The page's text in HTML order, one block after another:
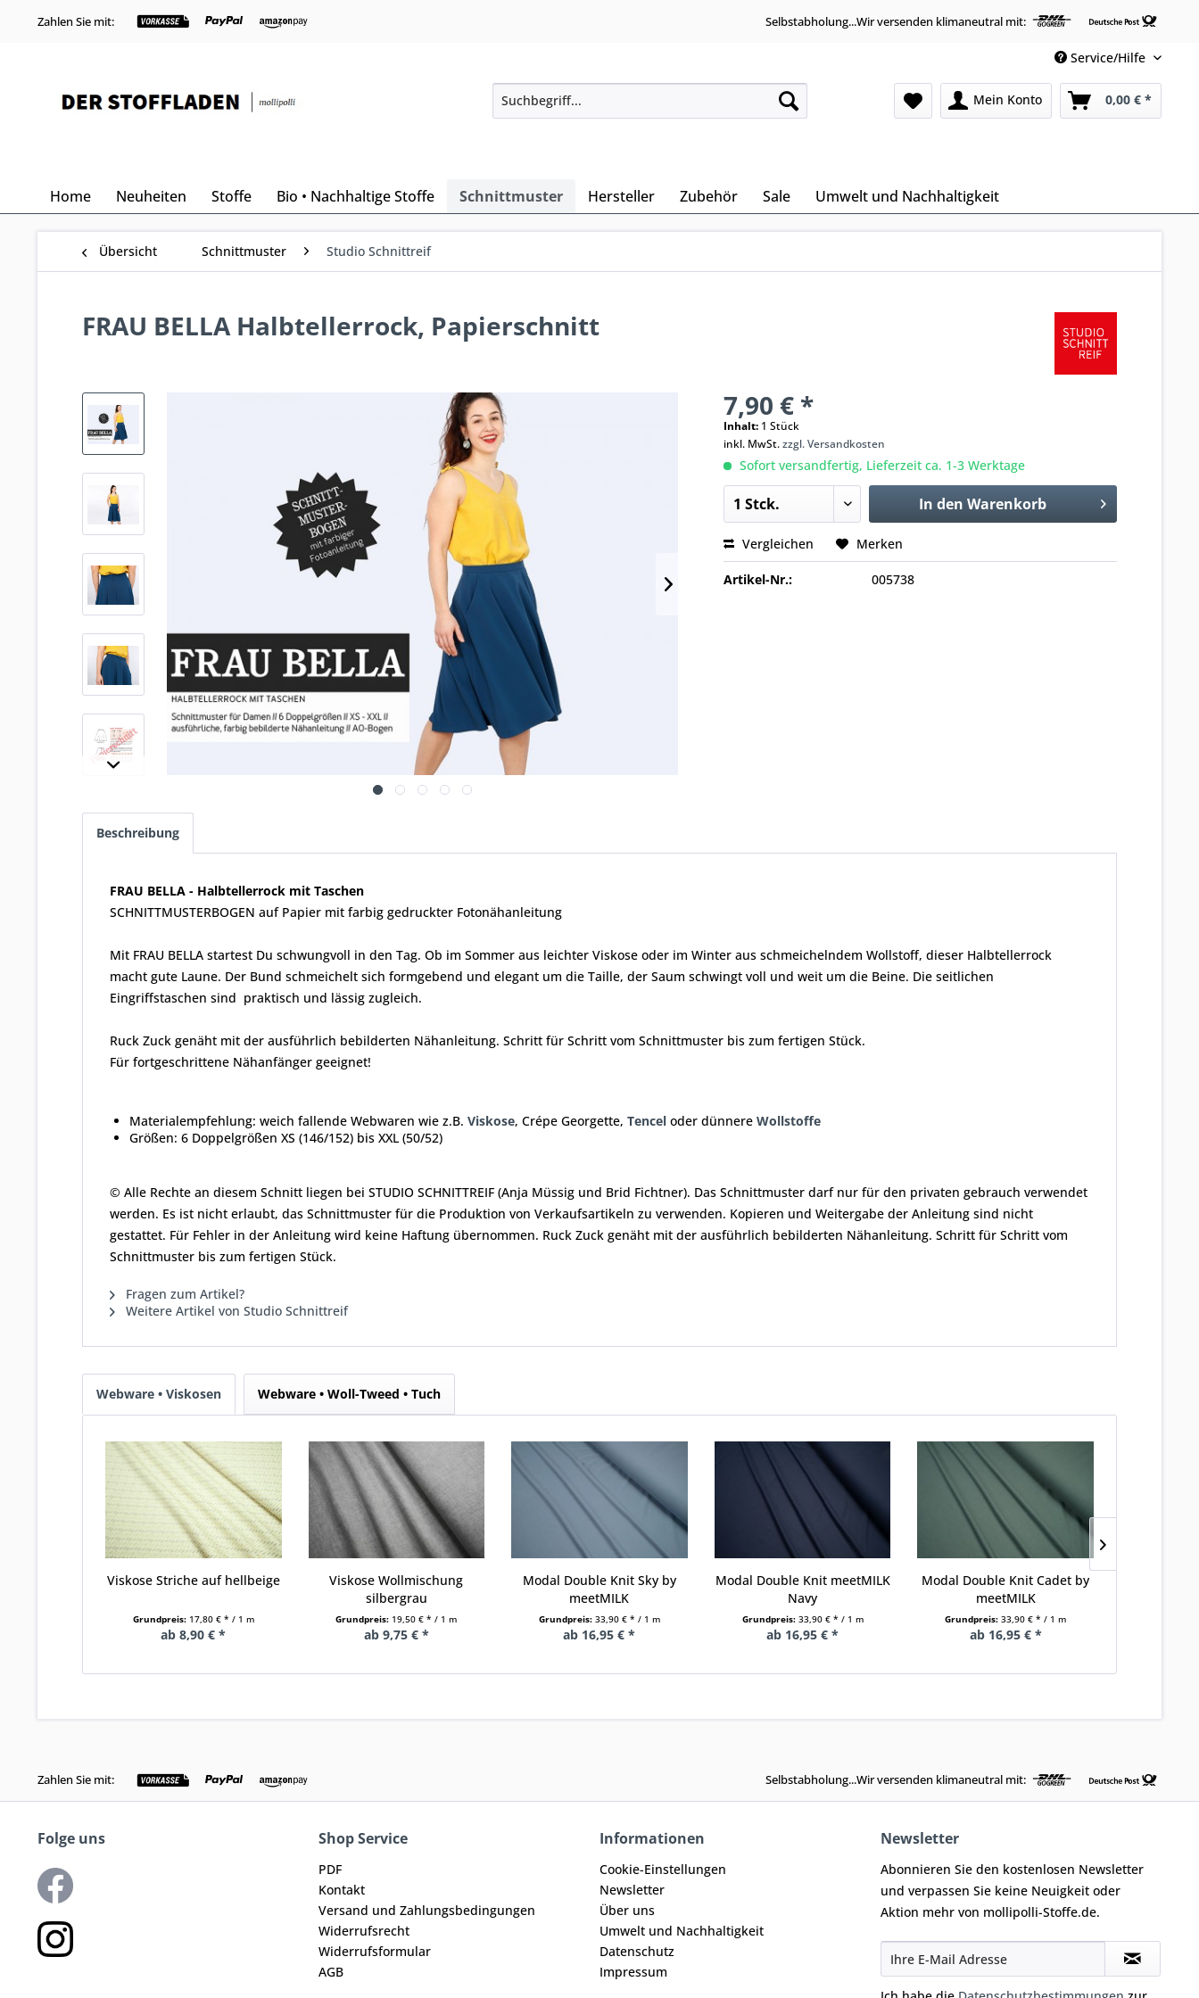
Zahlen Sie mit: Selbstabholung...Wir versenden klimaneutral mit:
Service/Hilfe
Mein Konto 0,00 € *
Home Neuheiten Stoffe Bio • Nachhaltige Stoffe Schnittmuster Hersteller Zubehör Sale Umwelt und Nachhaltigkeit
Übersicht Schnittmuster Studio Schnittreif
FRAU BELLA Halbtellerrock, Papierschnitt
7,90 € *
Inhalt: 1 Stück
inkl. MwSt.zzgl. Versandkosten
Sofort versandfertig, Lieferzeit ca. 1-3 Werktage
In den Warenkorb
Vergleichen Merken
Artikel-Nr.: 005738
Beschreibung
FRAU BELLA - Halbtellerrock mit Taschen
SCHNITTMUSTERBOGEN auf Papier mit farbig gedruckter Fotonähanleitung
Mit FRAU BELLA startest Du schwungvoll in den Tag. Ob im Sommer aus leichter Viskose oder im Winter aus schmeichelndem Wollstoff, dieser Halbtellerrock
macht gute Laune. Der Bund schmeichelt sich formgebend und elegant um die Taille, der Saum schwingt voll und weit um die Beine. Die seitlichen
Eingriffstaschen sind praktisch und lässig zugleich.
Ruck Zuck genäht mit der ausführlich bebilderten Nähanleitung. Schritt für Schritt vom Schnittmuster bis zum fertigen Stück.
Für fortgeschrittene Nähanfänger geeignet!
Materialempfehlung: weich fallende Webwaren wie z.B. Viskose, Crépe Georgette, Tencel oder dünnere Wollstoffe
Größen: 6 Doppelgrößen XS (146/152) bis XXL (50/52)
© Alle Rechte an diesem Schnitt liegen bei STUDIO SCHNITTREIF (Anja Müssig und Brid Fichtner). Das Schnittmuster darf nur für den privaten gebrauch verwendet
werden. Es ist nicht erlaubt, das Schnittmuster für die Produktion von Verkaufsartikeln zu verwenden. Kopieren und Weitergabe der Anleitung sind nicht
gestattet. Für Fehler in der Anleitung wird keine Haftung übernommen. Ruck Zuck genäht mit der ausführlich bebilderten Nähanleitung. Schritt für Schritt vom
Schnittmuster bis zum fertigen Stück.
Fragen zum Artikel?
Weitere Artikel von Studio Schnittreif
Webware • Viskosen Webware • Woll-Tweed • Tuch
Viskose Striche auf hellbeige
Grundpreis: 17,80 € * / 1 m
ab 8,90 € *
Viskose Wollmischung
silbergrau
Grundpreis: 19,50 € * / 1 m
ab 9,75 € *
Modal Double Knit Sky by
meetMILK
Grundpreis: 33,90 € * / 1 m
ab 16,95 € *
Modal Double Knit meetMILK
Navy
Grundpreis: 33,90 € * / 1 m
ab 16,95 € *
Modal Double Knit Cadet by
meetMILK
Grundpreis:33,90 € * / 1 m
ab 16,95 € *
Zahlen Sie mit: Selbstabholung...Wir versenden klimaneutral mit:
Folge uns Shop Service
PDF
Kontakt
Versand und Zahlungsbedingungen
Widerrufsrecht
Widerrufsformular
AGB
Informationen
Cookie-Einstellungen
Newsletter
Über uns
Umwelt und Nachhaltigkeit
Datenschutz
Impressum
Newsletter
Abonnieren Sie den kostenlosen Newsletter
und verpassen Sie keine Neuigkeit oder
Aktion mehr von mollipolli-Stoffe.de.